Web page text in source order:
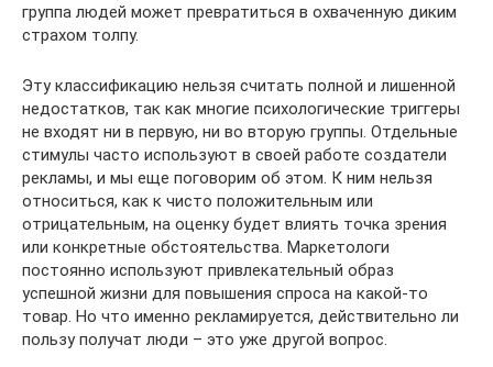
группа людей может превратиться в охваченную диким
страхом толпу.
Эту классификацию нельзя считать полной и лишенной
недостатков, так как многие психологические триггеры
не входят ни в первую, ни во вторую группы. Отдельные
стимулы часто используют в своей работе создатели
рекламы, и мы еще поговорим об этом. К ним нельзя
относиться, как к чисто положительным или
отрицательным, на оценку будет влиять точка зрения
или конкретные обстоятельства. Маркетологи
постоянно используют привлекательный образ
успешной жизни для повышения спроса на какой-то
товар. Но что именно рекламируется, действительно ли
пользу получат люди – это уже другой вопрос.